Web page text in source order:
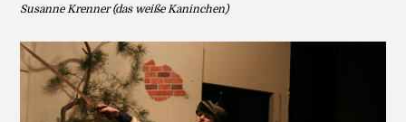
Susanne Krenner (das weiße Kaninchen)